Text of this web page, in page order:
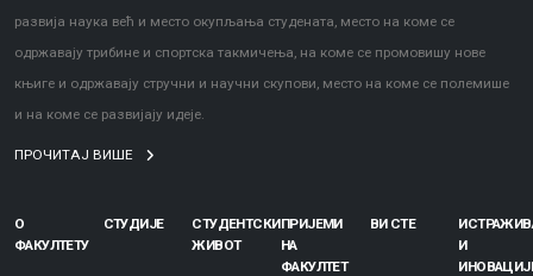
развија наука већ и место окупљања студената, место на коме се
одржавају трибине и спортска такмичења, на коме се промовишу нове
књиге и одржавају стручни и научни скупови, место на коме се полемише
и на коме се развијају идеје.
ПРОЧИТАЈ ВИШЕ
О
ФАКУЛТЕТУ
СТУДИЈЕ
СТУДЕНТСКИ
ЖИВОТ
ПРИЈЕМИ
НА
ФАКУЛТЕТ
ВИ СТЕ
И